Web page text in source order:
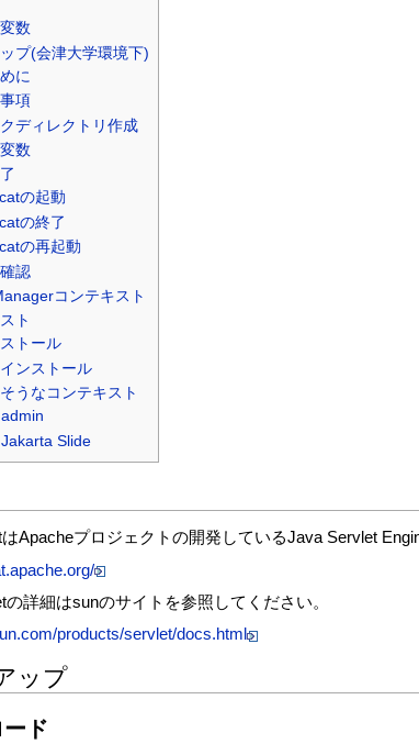
数
プ(会津大学環境下)
に
項
ディレクトリ作成
数
の起動
の終了
の再起動
認
コンテキスト
ト
トール
ンストール
うなコンテキスト
admin
Jakarta Slide
Apacheプロジェクトの開発しているJava Servlet
の詳細はsunのサイトを参照してください。
products/servlet/docs.html
ップ
ド